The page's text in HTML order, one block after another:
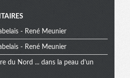
- René Meunier
- René Meunier
du Nord ... dans la peau d’un